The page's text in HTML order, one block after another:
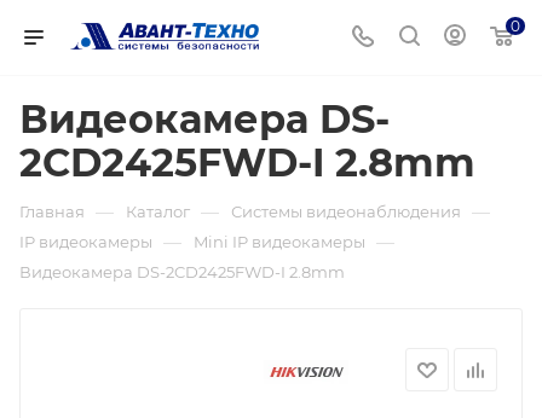
0
Видеокамера DS-
2CD2425FWD-I 2.8mm
Главная — Каталог — Системы видеонаблюдения —
IP видеокамеры — Mini IP видеокамеры —
Видеокамера DS-2CD2425FWD-I 2.8mm